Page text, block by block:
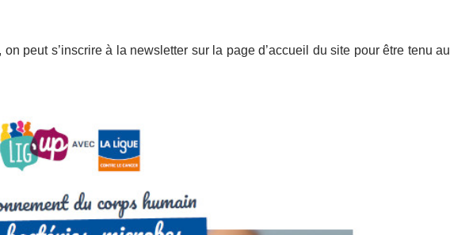
peut s’inscrire à la newsletter sur la page d’accueil du site pour être tenu au